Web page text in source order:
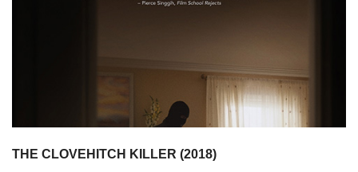
THE CLOVEHITCH KILLER (2018)